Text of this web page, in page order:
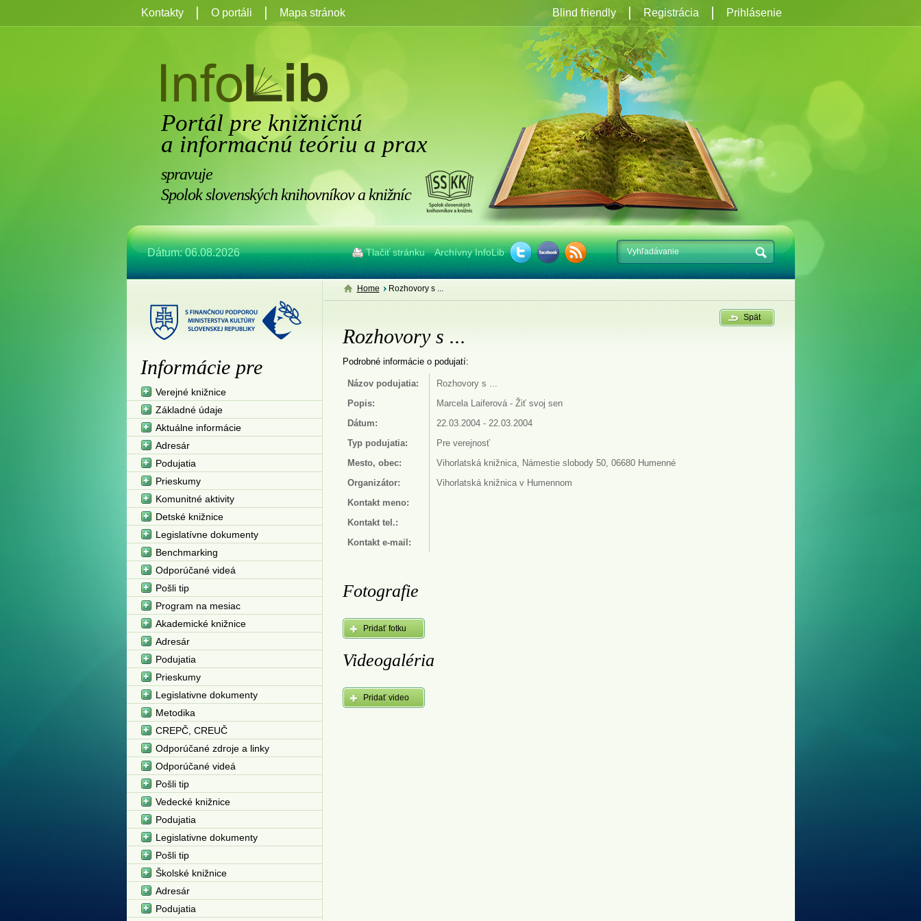
Portál pre knižničnú
a informačnú teóriu a prax
spravuje
Spolok slovenských knihovníkov a knižníc
Dátum: 06.08.2026 Tlačiť stránku Archívny InfoLib
Kontakty O portáli Mapa stránok Registrácia Prihlásenie
Blind friendly
Home Rozhovory s ...
Spät
Rozhovory s ...
Podrobné informácie o podujatí:
Názov podujatia:
Rozhovory s ...
Popis:
Marcela Laiferová - Žiť svoj sen
Dátum:
22.03.2004 - 22.03.2004
Typ podujatia:
Pre verejnosť
Mesto, obec:
Vihorlatská knižnica, Námestie slobody 50, 06680 Humenné
Organizátor:
Vihorlatská knižnica v Humennom
Kontakt meno:
Kontakt tel.:
Kontakt e-mail:
Fotografie
Pridať fotku
Videogaléria
Pridať video
Informácie pre
Verejné knižnice
Základné údaje
Aktuálne informácie
Adresár
Podujatia
Prieskumy
Komunitné aktivity
Detské knižnice
Legislatívne dokumenty
Benchmarking
Odporúčané videá
Pošli tip
Program na mesiac
Akademické knižnice
Adresár
Podujatia
Prieskumy
Legislativne dokumenty
Metodika
CREPČ, CREUČ
Odporúčané zdroje a linky
Odporúčané videá
Pošli tip
Vedecké knižnice
Podujatia
Legislativne dokumenty
Pošli tip
Školské knižnice
Adresár
Podujatia